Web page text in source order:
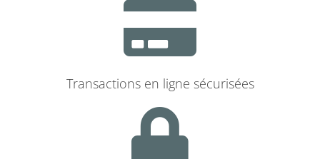
Transactions en ligne sécurisées